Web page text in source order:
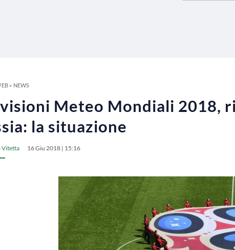
» NEWS
Meteo Mondiali 2018,
la situazione
Vitetta 16 Giu 2018 | 15:16